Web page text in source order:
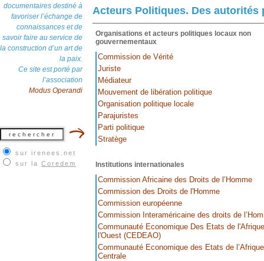
documentaires destiné à
favoriser l’échange de
connaissances et de
savoir faire au service de
la construction d’un art de
la paix.
Ce site est porté par
l’association
Modus Operandi
sur irenees.net
sur la Coredem
Acteurs Politiques. Des
Organisations et acteurs politiques locaux non
gouvernementaux
Commission de Vérité
Juriste
Médiateur
Mouvement de libération politique
Organisation politique locale
Parajuristes
Parti politique
Stratège
Institutions internationales
Commission Africaine des Droits de l’Homme
Commission des Droits de l'Homme
Commission européenne
Commission Interaméricaine des droits de
Communauté Economique Des Etats de
l'Ouest (CEDEAO)
Communauté Economique des Etats de l’Afrique
Centrale